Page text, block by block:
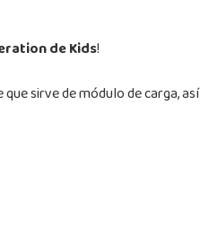
de Kids!
sirve de módulo de carga, así